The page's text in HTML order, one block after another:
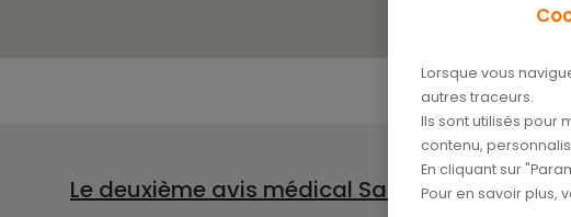
Le deuxième avis médical Santéclair
Lorsque vous
autres traceurs.
Ils sont utilisés pour
contenu,
En cliquant sur
Pour en savoir plus,